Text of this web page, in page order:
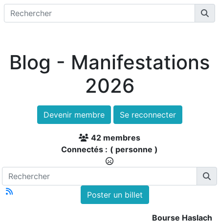
Blog - Manifestations
2026
Devenir membre Se reconnecter
42 membres
Connectés : ( personne )
Poster un billet
Bourse Haslach